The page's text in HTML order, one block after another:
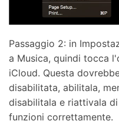
Passaggio 2: in
a Musica, quindi tocca
iCloud. Questa
disabilitata, abilitala,
disabilitala e riattivala
funzioni correttamente.